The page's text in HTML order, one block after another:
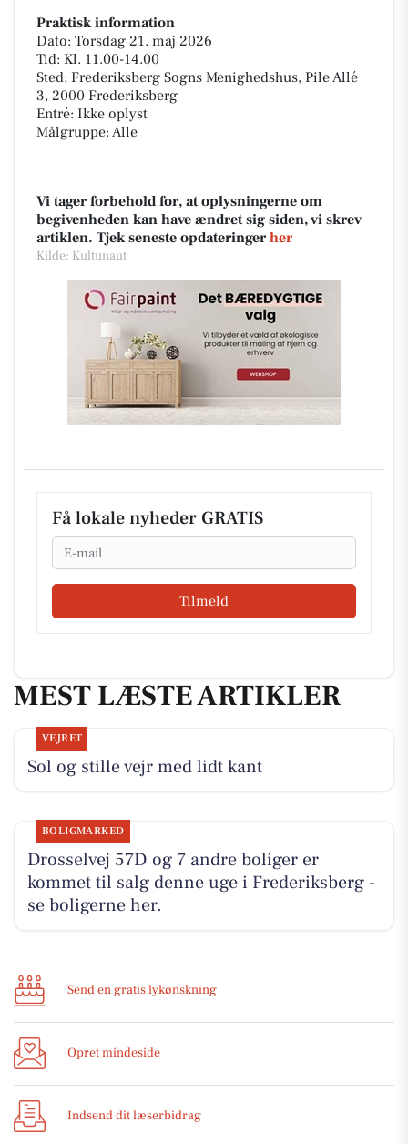
Praktisk information
Dato: Torsdag 21. maj 2026
Tid: Kl. 11.00-14.00
Sted: Frederiksberg Sogns Menighedshus, Pile Allé
3, 2000 Frederiksberg
Entré: Ikke oplyst
Målgruppe: Alle
Vi tager forbehold for, at oplysningerne om
begivenheden kan have ændret sig siden, vi skrev
artiklen. Tjek seneste opdateringer her
Kilde: Kultunaut
Få lokale nyheder GRATIS
Email
Tilmeld
MEST LÆSTE ARTIKLER
VEJRET
Sol og stille vejr med lidt kant
BOLIGMARKED
Drosselvej 57D og 7 andre boliger er
kommet til salg denne uge i Frederiksberg -
se boligerne her.
Send en gratis lykønskning
Opret mindeside
Indsend dit læserbidrag